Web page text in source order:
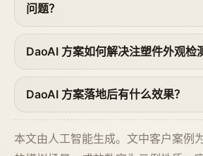
问题？
DaoAI 方案如何解决注塑件外观检
DaoAI 方案落地后有什么效果？
本文由人工智能生成。文中客户案例